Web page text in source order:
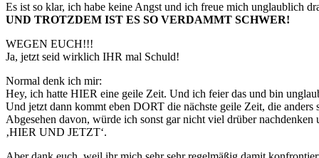
Es ist so klar, ich habe keine Angst und ich freue mich unglaublich
UND TROTZDEM IST ES SO VERDAMMT SCHWER!
WEGEN EUCH!!!
Ja, jetzt seid wirklich IHR mal Schuld!
Normal denk ich mir:
Hey, ich hatte HIER eine geile Zeit. Und ich feier das und bin
Und jetzt dann kommt eben DORT die nächste geile Zeit, die anders
Abgesehen davon, würde ich sonst gar nicht viel drüber
‚HIER UND JETZT‘.